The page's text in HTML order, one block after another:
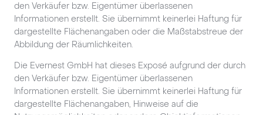
den Verkäufer bzw. Eigentümer überlassenen
Informationen erstellt. Sie übernimmt keinerlei Haftung für
dargestellte Flächenangaben oder die Maßstabstreue der
Abbildung der Räumlichkeiten.
Die Evernest GmbH hat dieses Exposé aufgrund der durch
den Verkäufer bzw. Eigentümer überlassenen
Informationen erstellt. Sie übernimmt keinerlei Haftung für
dargestellte Flächenangaben, Hinweise auf die